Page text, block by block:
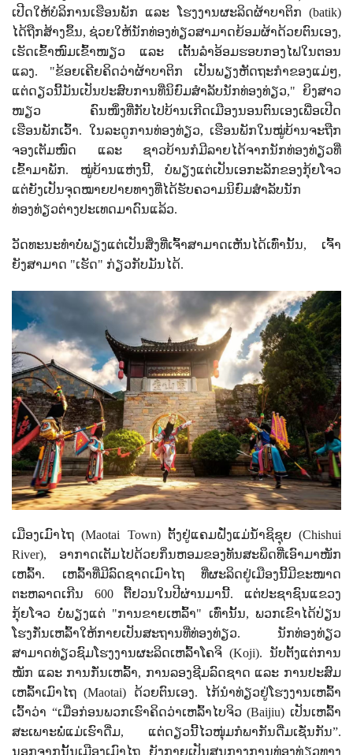
ເປີດໃຫ້ບໍລິການເຮືອນພັກ ແລະ ໂຮງງານຜະລິດຜ້າບາຕິກ (batik)
ໄດ້ຖືກສ້າງຂຶ້ນ, ຊ່ວຍໃຫ້ນັກທ່ອງທ່ຽວສາມາດຍ້ອມຜ້າດ້ວຍຕົນເອງ,
ເຮັດເຂົ້າໜົມເຂົ້າໜຽວ ແລະ ເຕັ້ນລຳອ້ອມຮອບກອງໄຟໃນຕອນ
ແລງ. "ຂ້ອຍເຄີຍຄິດວ່າຜ້າບາຕິກ ເປັນພຽງຫັດຖະກຳຂອງແມ່ໆ,
ແຕ່ດຽວນີ້ມັນເປັນປະສົບການທີ່ນິຍົມສຳລັບນັກທ່ອງທ່ຽວ," ຍິງສາວ
ໜຽວ ຄົນໜຶ່ງທີ່ກັບໄປບ້ານເກີດເມືອງນອນຕົນເອງເພື່ອເປີດ
ເຮືອນພັກເວົ້າ. ໃນລະດູການທ່ອງທ່ຽວ, ເຮືອນພັກໃນໝູ່ບ້ານຈະຖືກ
ຈອງເຕັມໜົດ ແລະ ຊາວບ້ານກໍມີລາຍໄດ້ຈາກນັກທ່ອງທ່ຽວທີ່
ເຂົ້າມາພັກ. ໝູ່ບ້ານແຫ່ງນີ້, ບໍພຽງແຕ່ເປັນເອກະລັກຂອງກຸ້ຍໂຈວ
ແຕ່ຍັງເປັນຈຸດໝາຍປາຍທາງທີ່ໄດ້ຮັບຄວາມນິຍົມສຳລັບນັກ
ທ່ອງທ່ຽວຕ່າງປະເທດມາດົນແລ້ວ.
ວັດທະນະທໍາບໍ່ພຽງແຕ່ເປັນສິ່ງທີ່ເຈົ້າສາມາດເຫັນໄດ້ເທົ່ານັ້ນ, ເຈົ້າ
ຍັງສາມາດ "ເຮັດ" ກ່ຽວກັບມັນໄດ້.
ເມືອງເມົາໄຖ (Maotai Town) ຕັ້ງຢູ່ແຄມຝັ່ງແມ່ນ້ຳຊິຊຸຍ (Chishui
River), ອາກາດເຕັມໄປດ້ວຍກິ່ນຫອມຂອງທັນສະພຶດທີ່ເອົາມາໜັກ
ເຫລົ້າ. ເຫລົ້າທີ່ມີລົດຊາດເມົາໄຖ ທີ່ຜະລິດຢູ່ເມືອງນີ້ມີຂະໜາດ
ຕະຫລາດເກີນ 600 ຕື້ຢວນໃນປີຜ່ານມານີ້. ແຕ່ປະຊາຊົນແຂວງ
ກຸ້ຍໂຈວ ບໍ່ພຽງແຕ່ "ການຂາຍເຫລົ້າ" ເທົ່ານັ້ນ, ພວກເຂົາໄດ້ປ່ຽນ
ໂຮງກັ່ນເຫລົ້າໃຫ້ກາຍເປັນສະຖານທີ່ທ່ອງທ່ຽວ. ນັກທ່ອງທ່ຽວ
ສາມາດທ່ຽວຊົມໂຮງງານຜະລິດເຫລົ້າໂຄຈິ (Koji). ນັບຕັ້ງແຕ່ການ
ໝັກ ແລະ ການກັ່ນເຫລົ້າ, ການລອງຊີມລົດຊາດ ແລະ ການປະສົມ
ເຫລົ້າເມົາໄຖ (Maotai) ດ້ວຍຕົນເອງ. ໄກ້ນໍາທ່ຽວຢູ່ໂຮງງານເຫລົ້າ
ເວົ້າວ່າ “ເມື່ອກ່ອນພວກເຮົາຄິດວ່າເຫລົ້າໄບຈິວ (Baijiu) ເປັນເຫລົ້າ
ສະເພາະພໍ່ແມ່ເຮົາດື່ມ, ແຕ່ດຽວນີ້ໄວໜຸ່ມກໍພາກັນດື່ມເຊັ່ນກັນ”.
ນອກຈາກນັ້ນເມືອງເມົາໄຖ ຍັງກາຍເປັນສູນກາງການທ່ອງທ່ຽວທາງ